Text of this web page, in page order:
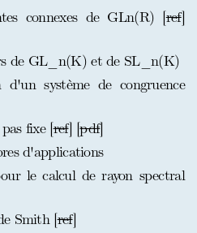
connexes de GLn(R) [ref]
de GL_n(K) et de SL_n(K)
d'un système de congruence
fixe [ref] [pdf]
d'applications
le calcul de rayon spectral
Smith [ref]